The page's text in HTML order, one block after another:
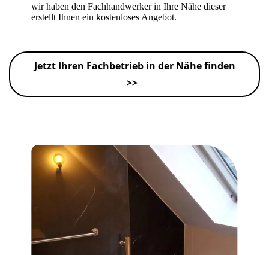
wir haben den Fachhandwerker in Ihre Nähe dieser
erstellt Ihnen ein kostenloses Angebot.
Jetzt Ihren Fachbetrieb in der Nähe finden
>>